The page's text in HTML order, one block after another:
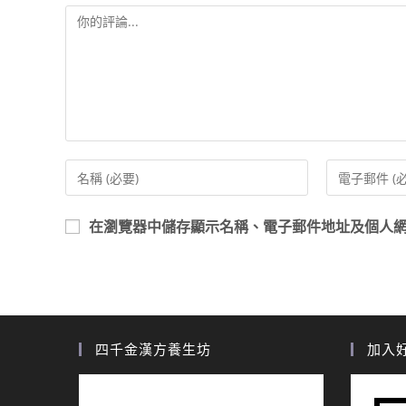
在瀏覽器中儲存顯示名稱、電子郵件地址及個人
四千金漢方養生坊 加入